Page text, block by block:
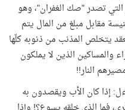
تصدر "صك الغفران"، وهو
مقابل مبلغ من المال يتم
يتخلص المذنب من ذنوبه كلّها
والمساكين الذين لا يملكون
النار!!
إذا كان الأب ويقصدون به